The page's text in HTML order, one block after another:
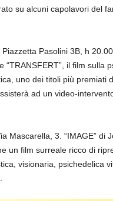
su alcuni capolavori del
Piazzetta Pasolini 3B, h
“TRANSFERT”, il film sulla
uno dei titoli più premiati
ad un video-
Mascarella, 3. “IMAGE” di
un film surreale ricco di
visionaria, psichedelica